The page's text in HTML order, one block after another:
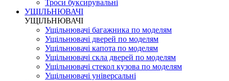
Троси буксирувальні
УЩІЛЬНЮВАЧІ
УЩІЛЬНЮВАЧІ
Ущільнювачі багажника по моделям
Ущільнювачі дверей по моделям
Ущільнювачі капота по моделям
Ущільнювачі скла дверей по моделям
Ущільнювачі стекол кузова по моделям
Ущільнювачі універсальні